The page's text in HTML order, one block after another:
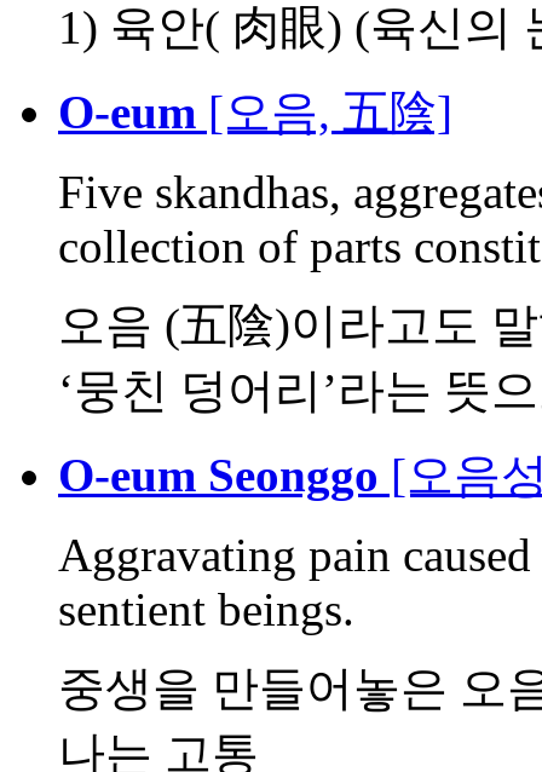
1) 육안( 肉眼) (육신의
O-eum [오음, 五陰]
Five skandhas,
collection of parts
오음 (五陰)이라고도 말
‘뭉친 덩어리’라는 뜻
O-eum Seonggo [오음
Aggravating pain
sentient beings.
중생을 만들어놓은 오
나는 고통